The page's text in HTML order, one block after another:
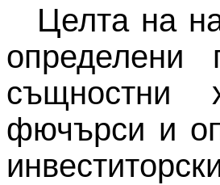
Целта на
същностни
фючърси и